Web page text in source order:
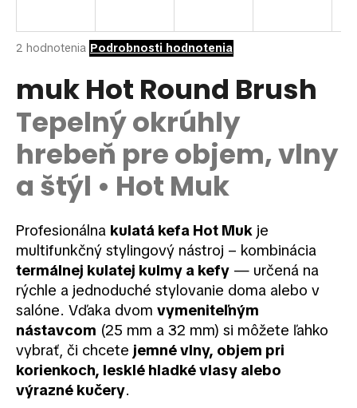
Priemerné
je
hviezdičiek.
2 hodnotenia Podrobnosti hodnotenia
muk Hot Round Brush
Tepelný okrúhly
hrebeň pre objem, vlny
a štýl • Hot Muk
Profesionálna kulatá kefa Hot Muk je
multifunkčný stylingový nástroj – kombinácia
termálnej kulatej kulmy a kefy — určená na
rýchle a jednoduché stylovanie doma alebo v
salóne. Vďaka dvom vymeniteľným
nástavcom (25 mm a 32 mm) si môžete ľahko
vybrať, či chcete jemné vlny, objem pri
korienkoch, lesklé hladké vlasy alebo
výrazné kučery.
j
ť
?
HĽADAŤ
O
d
p
o
r
ú
č
a
m